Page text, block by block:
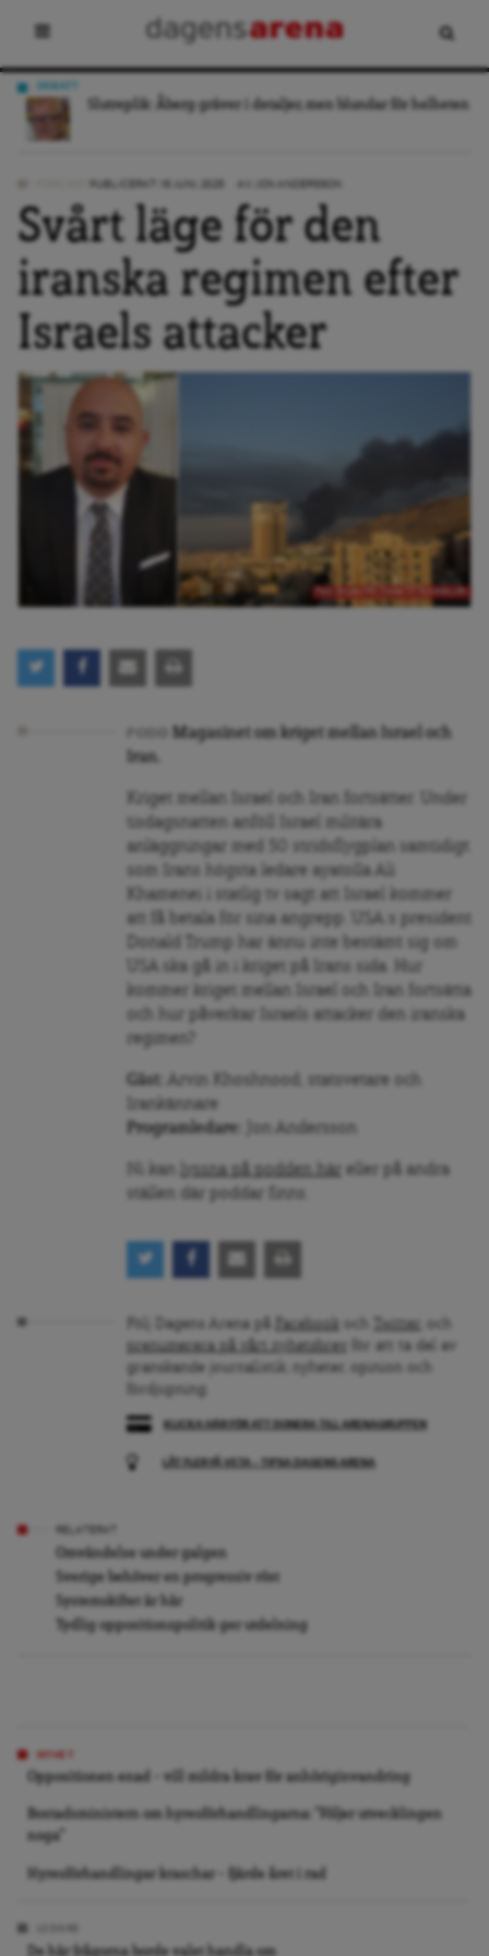
Slutreplik: Åberg gräver i detaljer, men blundar för helheten
Svårt läge för den
iranska regimen efter
Israels attacker
Magasinet om kriget mellan Israel och
Iran.
Kriget mellan Israel och Iran fortsätter. Under
tisdagsnatten anföll Israel militära
anläggningar med 50 stridsflygplan samtidigt
som Irans högsta ledare ayatolla Ali
Khamenei i statlig tv sagt att Israel kommer
att få betala för sina angrepp. USA:s president
Donald Trump har ännu inte bestämt sig om
USA ska gå in i kriget på Irans sida. Hur
kommer kriget mellan Israel och Iran fortsätta
och hur påverkar Israels attacker den iranska
regimen?
Gäst:
Arvin Khoshnood, statsvetare och
Irankännare
Programledare:
Jon Andersson
Ni kan lyssna på podden här eller på andra
ställen där poddar finns.
Följ Dagens Arena på Facebook och Twitter , och
prenumerera på vårt nyhetsbrev
för att ta del av
granskande journalistik, nyheter, opinion och
fördjupning.
KLICKA HÄR FÖR ATT DONERA TILL ARENAGRUPPEN
Omvändelse under galgen
Sverige behöver en progressiv röst
Systemskiftet är här
Tydlig oppositionspolitik ger utdelning
Oppositionen enad – vill mildra krav för anhöriginvandring
Bostadsministern om hyresförhandlingarna: ”Följer utvecklingen
noga”
Hyresförhandlingar kraschar – fjärde året i rad
De här frågorna borde valet handla om